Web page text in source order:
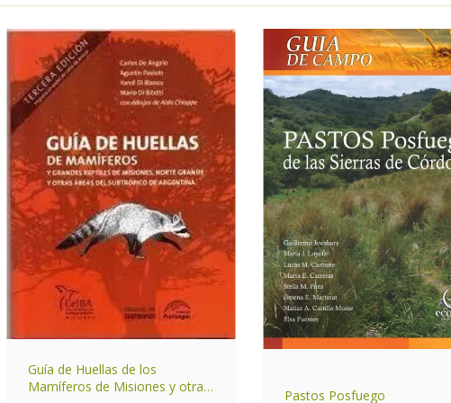
Guía de Huellas de los
Mamíferos de Misiones y otras
Pastos Posfuego